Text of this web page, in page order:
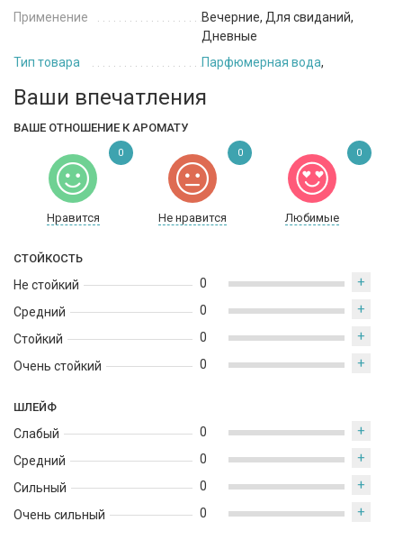
Применение
Вечерние, Для свиданий,
Дневные
Тип товара
Парфюмерная вода,
Ваши впечатления
ВАШЕ ОТНОШЕНИЕ К АРОМАТУ
Нравится Не нравится Любимые
0 0 0
СТОЙКОСТЬ
Не стойкий
Средний
Стойкий
Очень стойкий
0 +
0 +
0 +
0 +
ШЛЕЙФ
Слабый
Средний
Сильный
Очень сильный
0 +
0 +
0 +
0 +